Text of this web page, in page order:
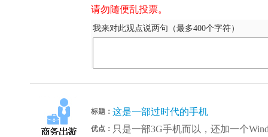
请勿随便乱投票。
我来对此观点说两句（最多400个字符）
标题： 这是一部过时代的手机
优点： 只是一部3G手机而以，还加一个